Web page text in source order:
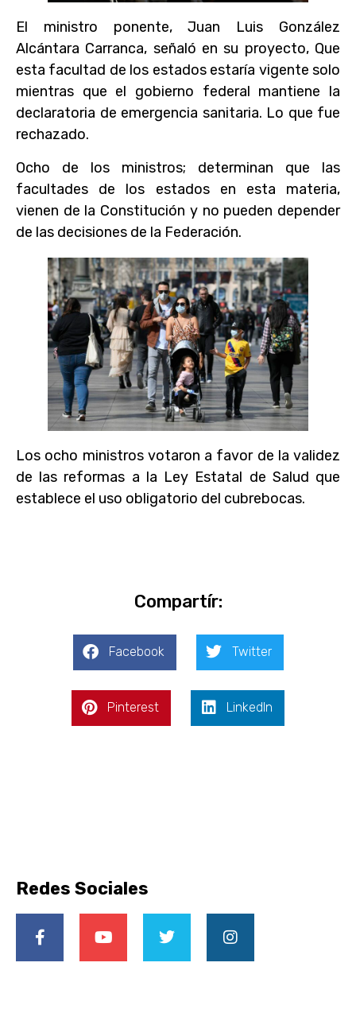
El ministro ponente, Juan Luis González
Alcántara Carranca, señaló en su proyecto, Que
esta facultad de los estados estaría vigente solo
mientras que el gobierno federal mantiene la
declaratoria de emergencia sanitaria. Lo que fue
rechazado.
Ocho de los ministros; determinan que las
facultades de los estados en esta materia,
vienen de la Constitución y no pueden depender
de las decisiones de la Federación.
Los ocho ministros votaron a favor de la validez
de las reformas a la Ley Estatal de Salud que
establece el uso obligatorio del cubrebocas.
Compartír:
Facebook Twitter
Pinterest LinkedIn
Redes Sociales